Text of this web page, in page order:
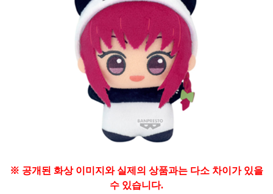
※ 공개된 화상 이미지와 실제의 상품과는 다소 차이가 있을
수 있습니다.